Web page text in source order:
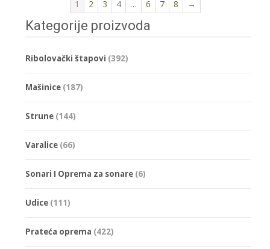
1 2 3 4 … 6 7 8 →
Kategorije proizvoda
Ribolovački štapovi (392)
Mašinice (187)
Strune (144)
Varalice (66)
Sonari I Oprema za sonare (6)
Udice (111)
Prateća oprema (422)